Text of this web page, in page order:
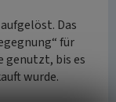
Das
für
genutzt, bis es
wurde.